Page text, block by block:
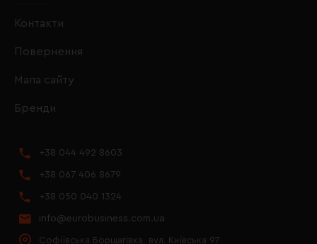
Контакти
Повернення
Мапа сайту
Бренди
+38 044 492 8603
+38 067 406 8679
+38 050 040 1324
info@eurobusiness.com.ua
Софіївська Борщагівка, вул. Київська 97